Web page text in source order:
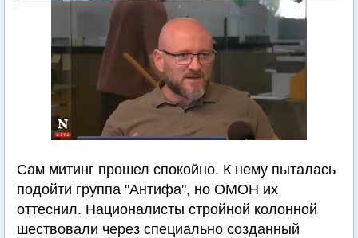
Сам митинг прошел спокойно. К нему пыталась
подойти группа "Антифа", но ОМОН их
оттеснил. Националисты стройной колонной
шествовали через специально созданный